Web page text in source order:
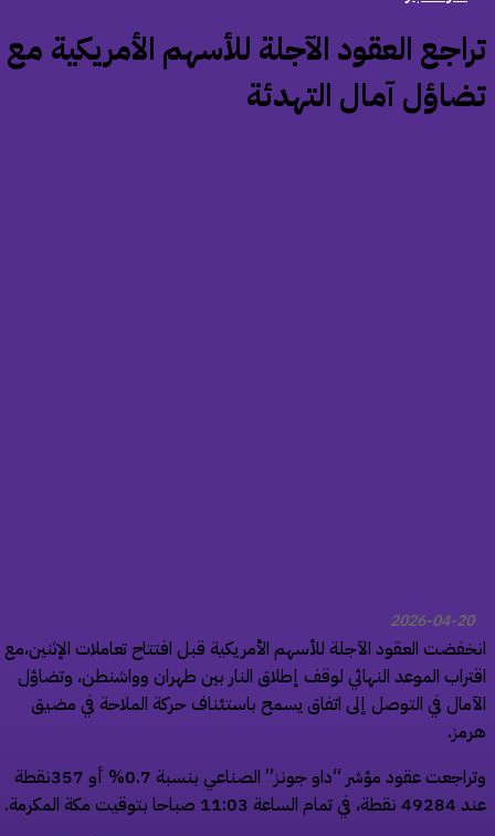
العقود الآجلة للأسهم الأمريكية مع
آمال التهدئة
2026-04-20
العقود الآجلة للأسهم الأمريكية قبل افتتاح تعاملات الإثنين،مع
الموعد النهائي لوقف إطلاق النار بين طهران وواشنطن، وتضاؤل
في التوصل إلى اتفاق يسمح باستئناف حركة الملاحة في مضيق
وتراجعت عقود مؤشر “داو جونز” الصناعي بنسبة 0.7% أو 357نقطة
صباحا بتوقيت مكة المكرمة.